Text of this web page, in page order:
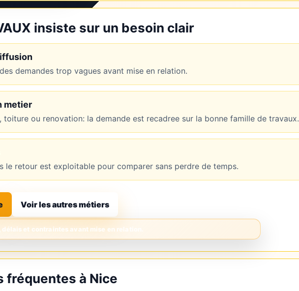
insiste sur un besoin clair
demandes trop vagues avant mise en relation.
metier
toiture ou renovation: la demande est recadree sur la bonne famille de travaux.
le retour est exploitable pour comparer sans perdre de temps.
Voir les autres métiers
fréquentes à Nice